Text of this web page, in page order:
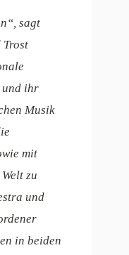
sagt
Trost
und ihr
Musik
mit
zu
und
in beiden